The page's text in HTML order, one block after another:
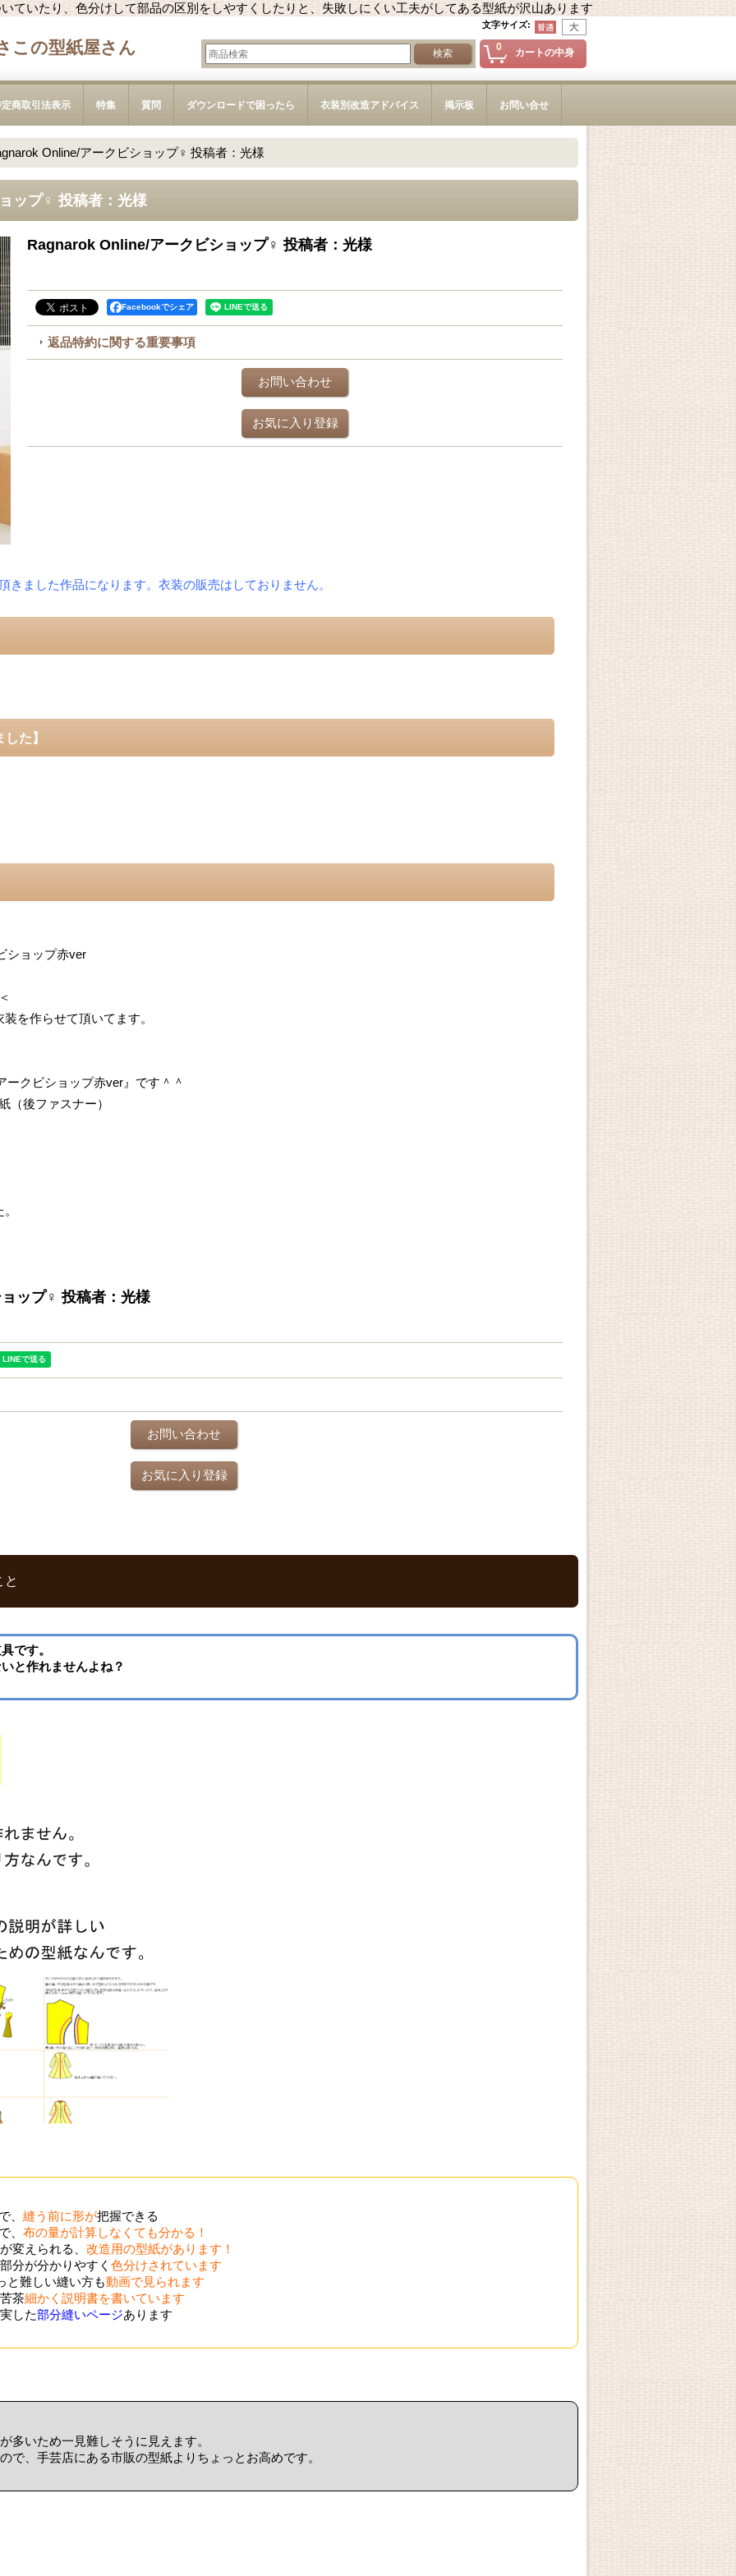
ていたり、色分けして部品の区別をしやすくしたりと、失敗しにくい工夫がしてある型紙が沢山あります
文字サイズ:
この型紙屋さん 0 カートの中身
商取引法表示 特集 質問 ダウンロードで困ったら 衣装別改造アドバイス 掲示板 お問い合せ
Online/アークビショップ♀ 投稿者：光様
ップ♀ 投稿者：光様
Ragnarok Online/アークビショップ♀ 投稿者：光様
Facebookでシェア
返品特約に関する重要事項
お問い合わせ
お気に入り登録
きました作品になります。衣装の販売はしておりません。
た】
ショップ赤ver
を作らせて頂いてます。
クビショップ赤ver』です＾＾
（後ファスナー）
ップ♀ 投稿者：光様
お問い合わせ
お気に入り登録
と
です。
と作れませんよね？
、 縫う前に形が把握できる
、 布の量が計算しなくても分かる！
変えられる、 改造用の型紙があります！
分が分かりやすく 色分けされています
と難しい縫い方も動画で見られます
茶細かく説明書を書いています
した部分縫いページあります
多いため一見難しそうに見えます。
で、手芸店にある市販の型紙よりちょっとお高めです。